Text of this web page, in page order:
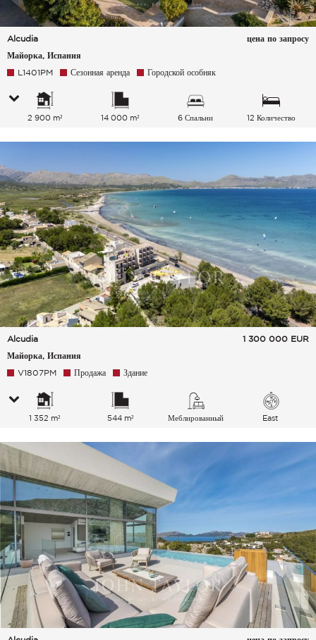
Alcudia
Майорка, Испания
цена по запросу
L1401PM Сезонная аренда Городской особняк
2 900 m² 14 000 m² 6 Спальни
12 Количество
Alcudia
Майорка, Испания
1 300 000 EUR
V1807PM Продажа Здание
1 352 m² 544 m² Меблированный East